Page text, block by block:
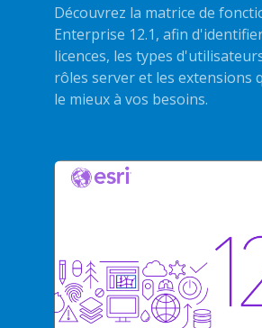
Découvrez la matrice de
Enterprise 12.1, afin
licences, les types
rôles server et les extensions
le mieux à vos besoins.